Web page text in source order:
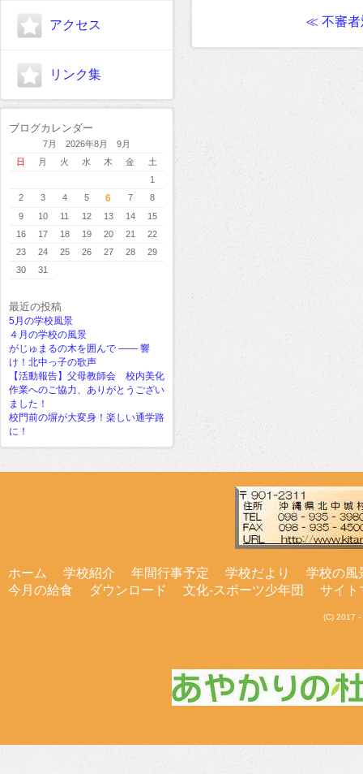
アクセス
リンク集
ブログカレンダー
7月 2026年8月 9月
日
月 火 水 木 金
土
1
2
3 4 5 6 7
8
9
10 11 12 13 14
15
16
17 18 19 20 21
22
23
24 25 26 27 28
29
30
31
最近の投稿
5月の学校風景
４月の学校の風景
がじゅまるの木を囲んで ―― 響
け！北中っ子の歌声
【活動報告】父母教師会 校内美化
作業へのご協力、ありがとうござい
ました！
校門前の塀が大変身！楽しい通学路
に！
≪ 不審者
ホーム 学校紹介 年間行事予定 学校だより
学校の風
今月の給食
ダウンロード 文化-スポーツ少年団 サイト
(C) 2017 -